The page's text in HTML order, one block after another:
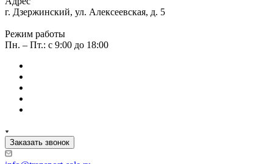
г. Дзержинский, ул. Алексеевская, д. 5
Режим работы
Пн. – Пт.: с 9:00 до 18:00
Заказать звонок